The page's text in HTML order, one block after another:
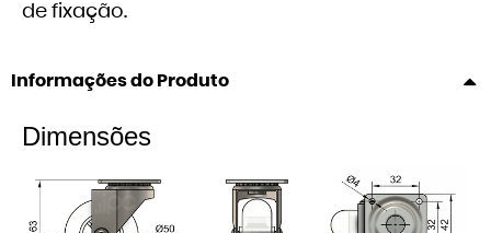
de fixação.
Informações do Produto
Dimensões